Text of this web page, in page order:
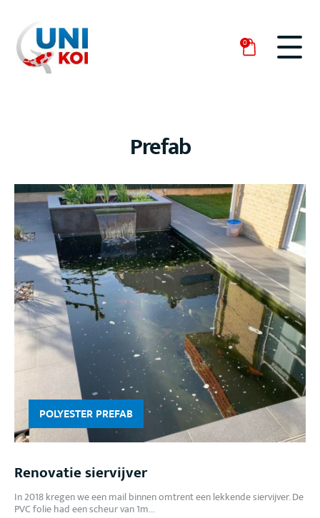
0
Prefab
POLYESTERPREFAB
Renovatie siervijver
In 2018 kregen we een mail binnen omtrent een lekkende siervijver. De
PVC folie had een scheur van 1m...